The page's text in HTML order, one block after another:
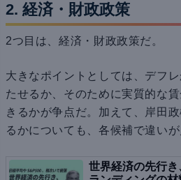
2. 経済・財政政策
2つ目は、経済・財政政策だ。
大きなポイントとしては、デフ
たせるか、そのために実質的な
きるかが争点だ。加えて、岸田
るかについても、各候補で違いが
世界経済の先行